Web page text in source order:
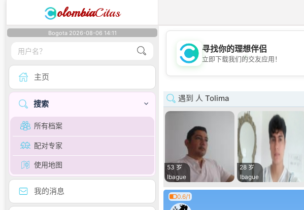
olombiaCitas
Bogota 2026-08-06 14:11
主页
搜索
所有档案
配对专家
使用地图
我的消息
💖
寻找你的理想伴侣
立即下载我们的交友应用！
遇到 人 Tolima
53 岁
Ibague
28 岁
Ibague
0.6/1